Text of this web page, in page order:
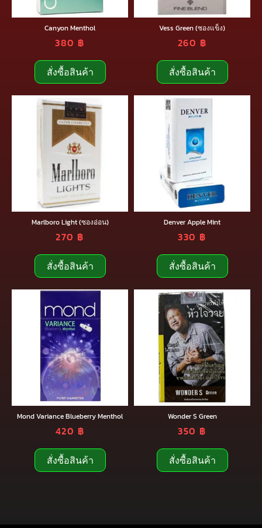
Canyon Menthol
380 ฿
สั่งซื้อสินค้า
Vess Green (ซองแข็ง)
260 ฿
สั่งซื้อสินค้า
Marlboro Light (ซองอ่อน)
270 ฿
สั่งซื้อสินค้า
Denver Apple Mint
330 ฿
สั่งซื้อสินค้า
Mond Variance Blueberry Menthol
420 ฿
สั่งซื้อสินค้า
Wonder S Green
350 ฿
สั่งซื้อสินค้า